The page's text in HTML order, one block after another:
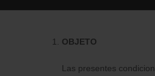
OBJETO
Las presentes